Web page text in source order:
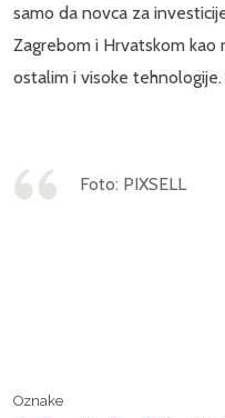
samo da novca za
Zagrebom i Hrvatskom
ostalim i visoke tehnologije.
Foto: PIXSELL
Oznake